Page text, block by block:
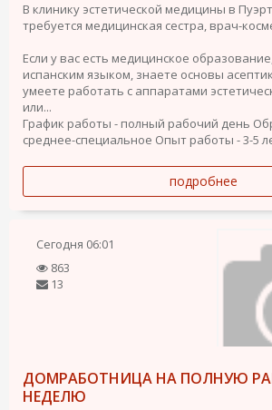
В клинику эстетической медицины в
требуется медицинская сестра, врач-
Если у вас есть медицинское
испанским языком, знаете основы
умеете работать с аппаратами
или...
График работы - полный рабочий день
среднее-специальное Опыт работы - 3-5
подробнее
Сегодня 06:01
863
13
ДОМРАБОТНИЦА НА ПОЛНУЮ
НЕДЕЛЮ